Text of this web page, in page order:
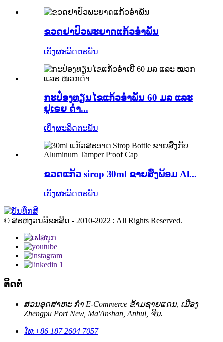
ຂວດຢາປົວພະຍາດແກ້ວອໍາພັນ
ເບິ່ງຜະລິດຕະພັນ
ກະປ໋ອງທຽນໄຂແກ້ວອໍາພັນ 60 ມລ ແລະ
ຢູເຣຍ ດຳ...
ເບິ່ງຜະລິດຕະພັນ
ຂວດແກ້ວ sirop 30ml ຂາຍສົ່ງພ້ອມ Al...
ເບິ່ງຜະລິດຕະພັນ
© ສະຫງວນລິຂະສິດ - 2010-2022 : All Rights Reserved.
ຕິດຕໍ່
ສວນອຸດສາຫະ ກຳ E-Commerce ຂ້າມຊາຍແດນ, ເມືອງ
Zhengpu Port New, Ma'Anshan, Anhui, ຈີນ.
ໂທ:+86 187 2604 7057